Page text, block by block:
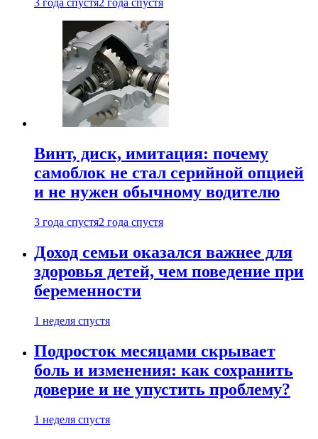
3 года спустя2 года спустя
Винт, диск, имитация: почему
самоблок не стал серийной опцией
и не нужен обычному водителю
3 года спустя2 года спустя
Доход семьи оказался важнее для
здоровья детей, чем поведение при
беременности
1 неделя спустя
Подросток месяцами скрывает
боль и изменения: как сохранить
доверие и не упустить проблему?
1 неделя спустя